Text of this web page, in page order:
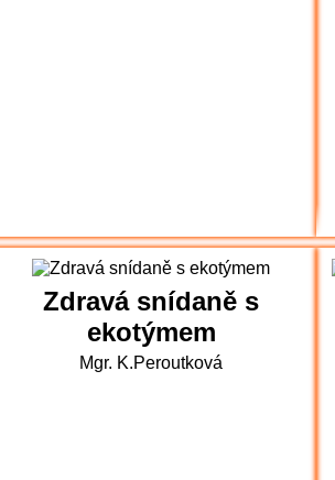
Zdravá snídaně s
ekotýmem
Mgr. K.Peroutková